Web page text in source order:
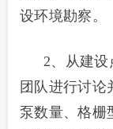
设环境勘察。
2、从建
团队进行讨论
泵数量、格栅